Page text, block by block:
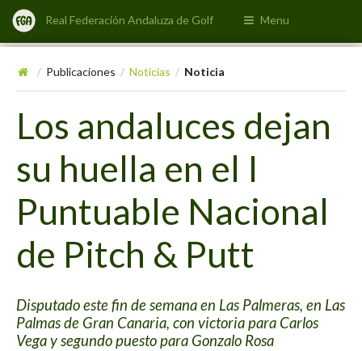
Real Federación Andaluza de Golf Menu
/ Publicaciones / Noticias / Noticia
Los andaluces dejan
su huella en el I
Puntuable Nacional
de Pitch & Putt
Disputado este fin de semana en Las Palmeras, en Las
Palmas de Gran Canaria, con victoria para Carlos
Vega y segundo puesto para Gonzalo Rosa